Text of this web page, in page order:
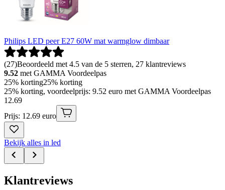
Philips LED peer E27 60W mat warmglow dimbaar
(27)Beoordeeld met 4.5 van de 5 sterren, 27 klantreviews
9.52 met GAMMA Voordeelpas
25% korting25% korting
25% korting, voordeelprijs: 9.52 euro met GAMMA Voordeelpas
12.69
Prijs: 12.69 euro
Bekijk alles in led
Klantreviews